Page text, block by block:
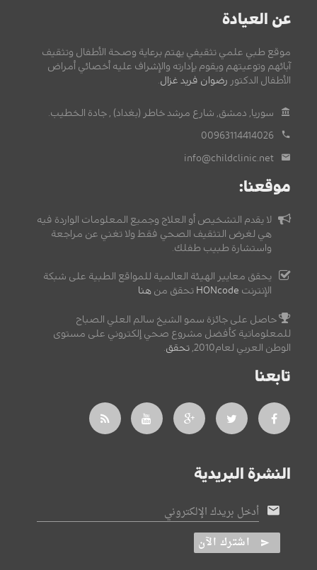
عن العيادة
موقع طبي علمي تثقيفي يهتم برعاية وصحة الأطفال وتثقيف
آبائهم وتوعيتهم ويقوم بإدارته والإشراف عليه أخصائي أمراض
الأطفال الدكتور رضوان فريد غزال
سوريا, دمشق, شارع مرشد خاطر (بغداد) , جادة الخطيب.
00963114414026
info@childclinic.net
موقعنا:
لا يقدم التشخيص أو العلاج وجميع المعلومات الواردة فيه
هي لغرض التثقيف الصحي فقط ولا تغني عن مراجعة
واستشارة طبيب طفلك.
يحقق معايير الهيئة العالمية للمواقع الطبية على شبكة
الإنترنت HONcode تحقق من هنا
حاصل على جائزة سمو الشيخ سالم العلي الصباح
للمعلوماتية كأفضل مشروع صحي إلكتروني على مستوى
الوطن العربي لعام2010,
تحقق
تابعنا
النشرة البريدية
أدخل بريدك الإلكتروني
اشترك الآن